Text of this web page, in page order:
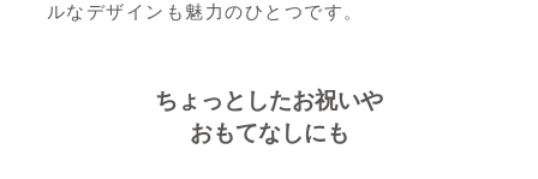
ルなデザインも魅力のひとつです。
ちょっとしたお祝いや
おもてなしにも